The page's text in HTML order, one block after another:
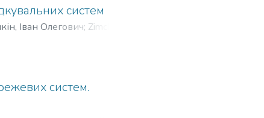
систем
Іван Олегович; Zimchuk, I.
систем.